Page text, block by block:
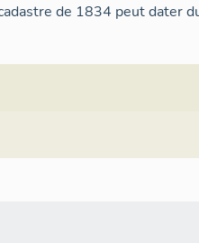
de 1834 peut dater